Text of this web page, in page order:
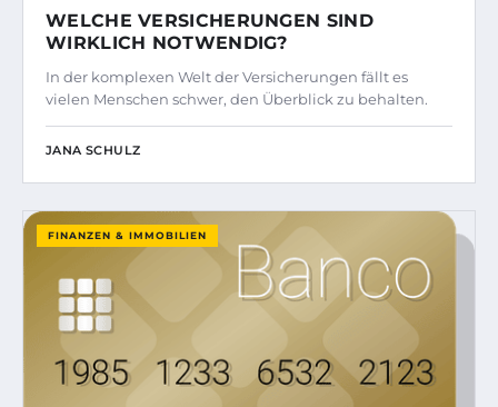
WELCHE VERSICHERUNGEN SIND
WIRKLICH NOTWENDIG?
In der komplexen Welt der Versicherungen fällt es
vielen Menschen schwer, den Überblick zu behalten.
JANA SCHULZ
FINANZEN & IMMOBILIEN